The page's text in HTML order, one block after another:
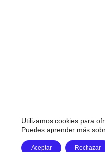
Utilizamos cookies para
Puedes aprender más
Aceptar Rechazar